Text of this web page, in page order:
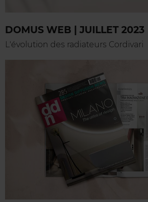
DOMUS WEB | JUILLET 2023
L'évolution des radiateurs Cordivari